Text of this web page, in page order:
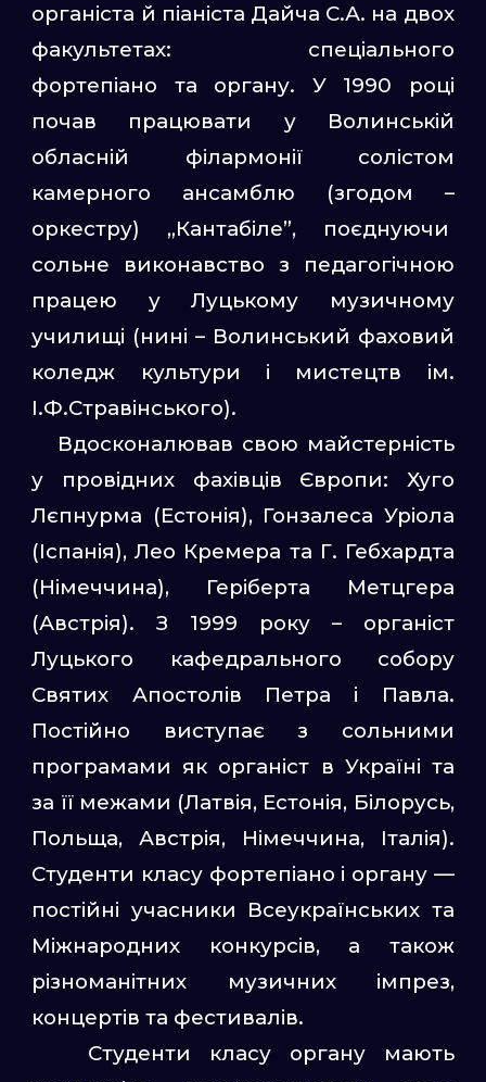
органіста й піаніста Дайча С.А. на двох
факультетах: спеціального
фортепіано та органу. У 1990 році
почав працювати у Волинській
обласній філармонії солістом
камерного ансамблю (згодом –
оркестру) „Кантабіле”, поєднуючи
сольне виконавство з педагогічною
працею у Луцькому музичному
училищі (нині – Волинський фаховий
коледж культури і мистецтв ім.
І.Ф.Стравінського).
Вдосконалював свою майстерність
у провідних фахівців Європи: Хуго
Лєпнурма (Естонія), Гонзалеса Уріола
(Іспанія), Лео Кремера та Г. Гебхардта
(Німеччина), Геріберта Метцгера
(Австрія). З 1999 року – органіст
Луцького кафедрального собору
Святих Апостолів Петра і Павла.
Постійно виступає з сольними
програмами як органіст в Україні та
за її межами (Латвія, Естонія, Білорусь,
Польща, Австрія, Німеччина, Італія).
Студенти класу фортепіано і органу —
постійні учасники Всеукраїнських та
Міжнародних конкурсів, а також
різноманітних музичних імпрез,
концертів та фестивалів.
Студенти класу органу мають